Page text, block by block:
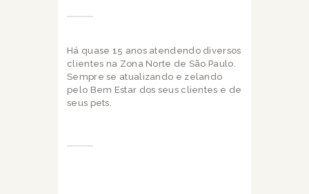
Há quase 15 anos atendendo diversos
clientes na Zona Norte de São Paulo.
Sempre se atualizando e zelando
pelo Bem Estar dos seus clientes e de
seus pets.